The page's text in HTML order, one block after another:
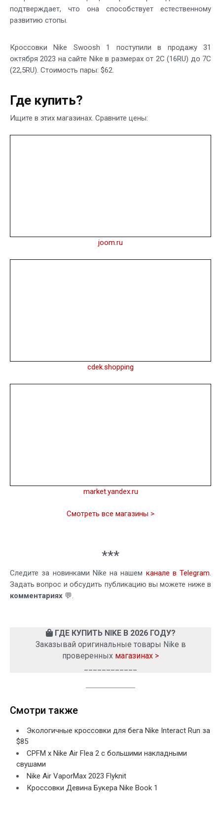
подтверждает, что она способствует естественному
развитию стопы.
Кроссовки Nike Swoosh 1 поступили в продажу 31
октября 2023 на сайте Nike в размерах от 2C (16RU) до 7С
(22,5RU). Стоимость пары: $62.
Где купить?
Ищите в этих магазинах. Сравните цены:
joom.ru
cdek.shopping
market.yandex.ru
Смотреть все магазины >
***
Следите за новинками Nike на нашем канале в Telegram.
Задать вопрос и обсудить публикацию вы можете ниже в
комментариях 💬.
ГДЕ КУПИТЬ NIKE В 2026 ГОДУ?
Заказывай оригинальные товары Nike в
проверенных магазинах >
Смотри также
Экологичные кроссовки для бега Nike Interact Run за
$85
CPFM x Nike Air Flea 2 с большими накладными
свушами
Nike Air VaporMax 2023 Flyknit
Кроссовки Девина Букера Nike Book 1